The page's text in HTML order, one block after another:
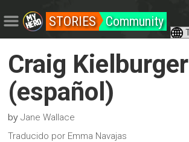
STORIES Community
Craig Kielburger
(español)
byJane Wallace
Traducido por Emma Navajas